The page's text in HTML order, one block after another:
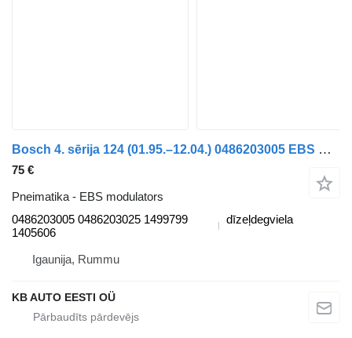
Bosch 4. sērija 124 (01.95.–12.04.) 0486203005 EBS modulators paredzēts Scania 4-series (1995-2006) kravas automašīnas
75 €
Pneimatika - EBS modulators
0486203005 0486203025 1499799
1405606
dīzeļdegviela
Igaunija, Rummu
KB AUTO EESTI OÜ